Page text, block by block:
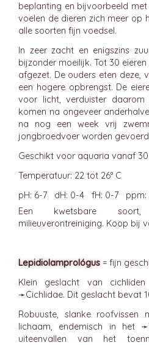
beplanting en bijvoorbeeld
voelen de dieren zich meer op
alle soorten fijn voedsel.
In zeer zacht en enigszins
bijzonder moeilijk. Tot 30
afgezet. De ouders eten deze,
een hogere opbrengst. De
voor licht, verduister daarom
komen na ongeveer
na nog een week vrij
jongbroedvoer worden
Geschikt voor aquaria vanaf 30
Temperatuur: 22 tot 26° C
pH: 6-7 dH: 0-4 fH: 0-7 ppm:
Een kwetsbare
milieuverontreiniging. Koop bij
Lepidiolamprológus = fijn
Klein geslacht van
➛Cichlidae. Dit geslacht bevat
Robuuste, slanke roofvissen
lichaam, endemisch in het ➛
uiteenvallen van het